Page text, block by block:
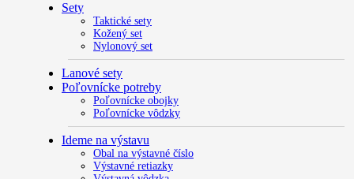
Sety
Taktické sety
Kožený set
Nylonový set
Lanové sety
Poľovnícke potreby
Poľovnícke obojky
Poľovnícke vôdzky
Ideme na výstavu
Obal na výstavné číslo
Výstavné retiazky